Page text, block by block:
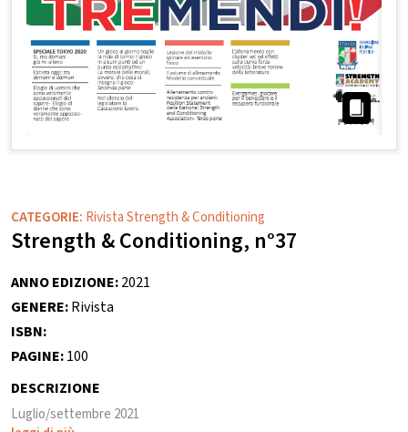
CATEGORIE: Rivista Strength & Conditioning
Strength & Conditioning, n°37
ANNO EDIZIONE:2021
GENERE:Rivista
ISBN:
PAGINE:100
DESCRIZIONE
Luglio/settembre 2021